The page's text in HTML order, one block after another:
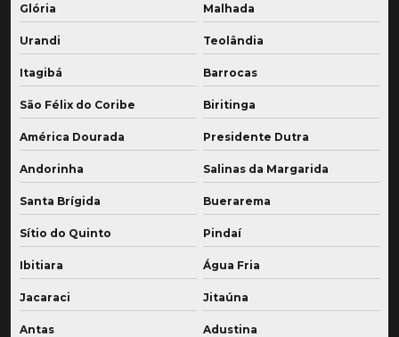
Glória Malhada
Urandi Teolândia
Itagibá Barrocas
São Félix do Coribe Biritinga
América Dourada Presidente Dutra
Andorinha Salinas da Margarida
Santa Brígida Buerarema
Sítio do Quinto Pindaí
Ibitiara Água Fria
Jacaraci Jitaúna
Antas Adustina